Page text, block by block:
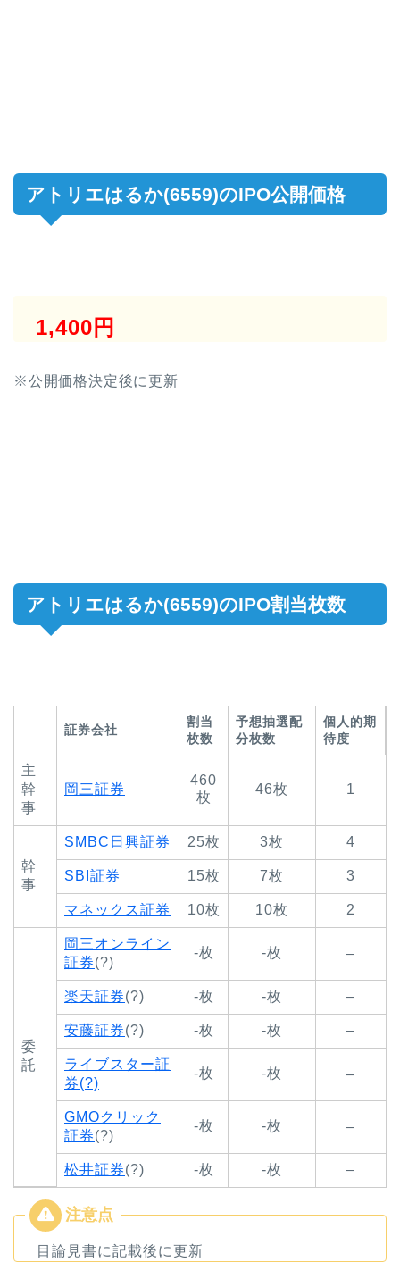
アトリエはるか(6559)のIPO公開価格
1,400円
※公開価格決定後に更新
アトリエはるか(6559)のIPO割当枚数
証券会社
割当
枚数
予想抽選配
分枚数
個人的期
待度
主
幹
事
岡三証券
460
枚
46枚 1
幹
事
SMBC日興証券 25枚 3枚 4
SBI証券 15枚 7枚 3
マネックス証券 10枚 10枚 2
委
託
岡三オンライン
証券(?)
-枚 -枚 –
楽天証券(?) -枚 -枚 –
安藤証券(?) -枚 -枚 –
ライブスター証
券(?)
-枚 -枚 –
GMOクリック
証券(?)
-枚 -枚 –
松井証券(?) -枚 -枚 –
目論見書に記載後に更新